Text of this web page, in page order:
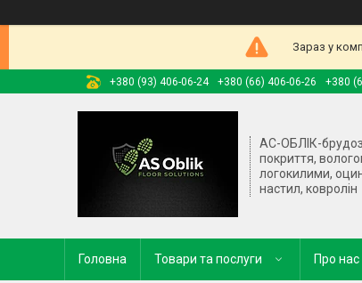
Зараз у
+380 (93) 406-06-24 +380 (66) 406-06-26 +380
АС-ОБЛІК-
покриття,
логокилими,
настил, ковролін
Головна Товари та послуги Про нас